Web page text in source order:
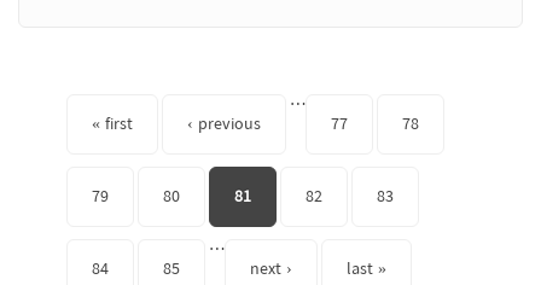
« first ‹ previous
…
77
78
79 80 81 82 83
84 85
…
next ›
last »